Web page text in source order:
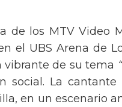
de los MTV Video
el UBS Arena de
vibrante de su tema
social. La
en un escenario